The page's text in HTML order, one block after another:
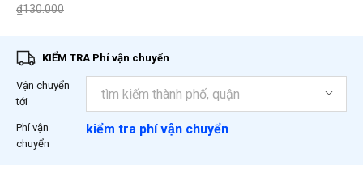
Giá giảm xuống từ
₫130.000đến
KIỂM TRA Phí vận chuyển
Vận chuyển
tới
Phí vận
chuyển
kiểm tra phí vận chuyển